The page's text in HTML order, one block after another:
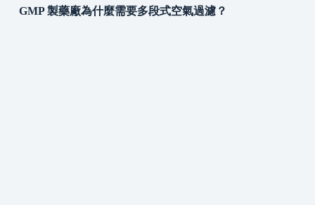
GMP 製藥廠為什麼需要多段式空氣過濾？